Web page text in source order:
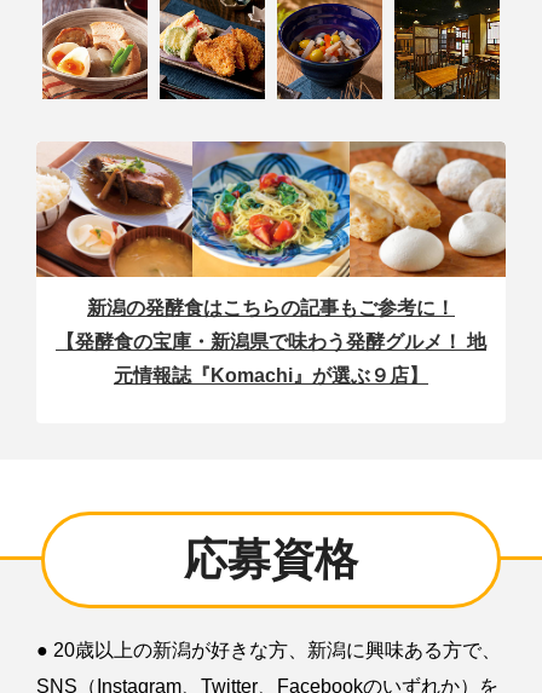
新潟の発酵食はこちらの記事もご参考に！
【発酵食の宝庫・新潟県で味わう発酵グルメ！ 地
元情報誌『Komachi』が選ぶ９店】
応募資格
● 20歳以上の新潟が好きな方、新潟に興味ある方で、
SNS（Instagram、Twitter、Facebookのいずれか）を